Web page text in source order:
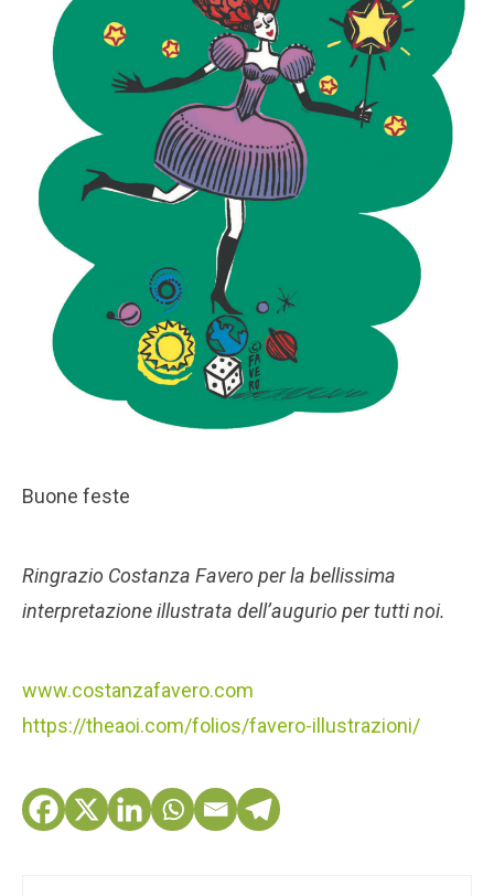
Buone feste
Ringrazio Costanza Favero per la bellissima
interpretazione illustrata dell’augurio per tutti noi.
www.costanzafavero.com
https://theaoi.com/folios/favero-illustrazioni/